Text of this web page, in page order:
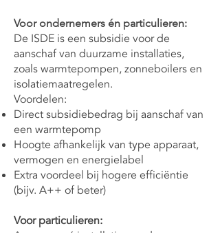
Voor ondernemers én particulieren:
De ISDE is een subsidie voor de
aanschaf van duurzame installaties,
zoals warmtepompen, zonneboilers en
isolatiemaatregelen.
Voordelen:
Direct subsidiebedrag bij aanschaf van
een warmtepomp
Hoogte afhankelijk van type apparaat,
vermogen en energielabel
Extra voordeel bij hogere efficiëntie
(bijv. A++ of beter)
Voor particulieren: